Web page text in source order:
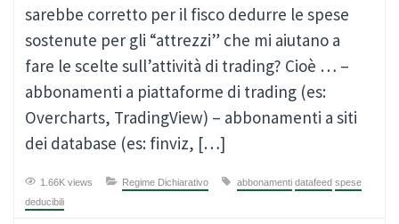
sarebbe corretto per il fisco dedurre le spese
sostenute per gli “attrezzi” che mi aiutano a
fare le scelte sull’attività di trading? Cioè … –
abbonamenti a piattaforme di trading (es:
Overcharts, TradingView) – abbonamenti a siti
dei database (es: finviz, […]
1.66K views Regime Dichiarativo abbonamenti datafeed spese
deducibili